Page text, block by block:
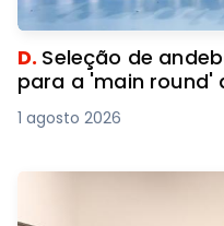
D. Seleção de
para a 'main round'
1 agosto 2026